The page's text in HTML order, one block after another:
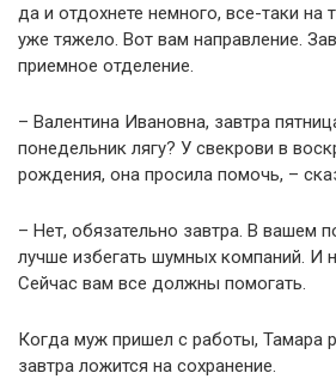
да и отдохнете немного, все-таки на
уже тяжело. Вот вам направление.
приемное отделение.
– Валентина Ивановна, завтра
понедельник лягу? У свекрови в
рождения, она просила помочь, –
– Нет, обязательно завтра. В вашем
лучше избегать шумных компаний. И
Сейчас вам все должны помогать.
Когда муж пришел с работы, Тамара
завтра ложится на сохранение.